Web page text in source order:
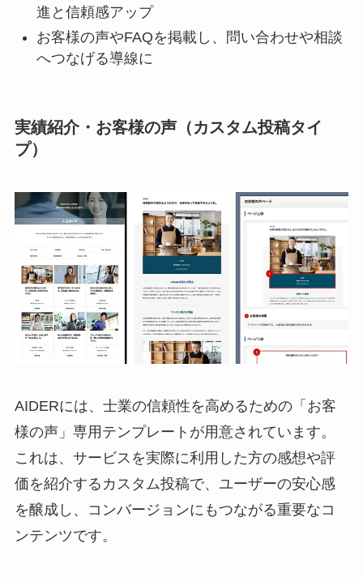
進と信頼感アップ
お客様の声やFAQを掲載し、問い合わせや相談
へつなげる導線に
実績紹介・お客様の声（カスタム投稿タイ
プ）
AIDERには、士業の信頼性を高めるための「お客
様の声」専用テンプレートが用意されています。
これは、サービスを実際に利用した方の感想や評
価を紹介するカスタム投稿で、ユーザーの安心感
を醸成し、コンバージョンにもつながる重要なコ
ンテンツです。